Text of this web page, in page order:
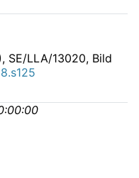
SE/LLA/13020, Bild